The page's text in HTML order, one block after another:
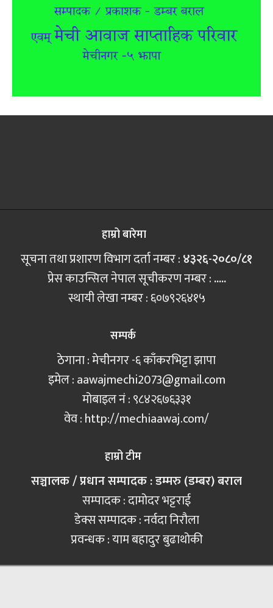
हाम्रो बारेमा
सूचना तथा प्रशारण विभाग दर्ता नम्बर :४३२६-२०८०/८१
प्रेस काउन्सिल नेपाल सूचीकरण नम्बर :.....
स्थायी लेखा नम्बर : ६०७९२६४१५
सम्पर्क
ठेगाना : मेचीनगर -६ काँकरभिट्टा झापा
इमेल :aawajmechi2073@gmail.com
मोबाइल नं‍ : ९८४२६७६३३१
वेव : http://mechiaawaj.com/
हाम्रो टीम
सञ्चालक / प्रधान सम्पादक : डम्मरु (डम्बर) बराल
सम्पादक : दामोदर भट्टराई
डेक्स सम्पादक : नर्वदा निरौला
प्रवन्धक : याम बहादुर बुढाथोकी